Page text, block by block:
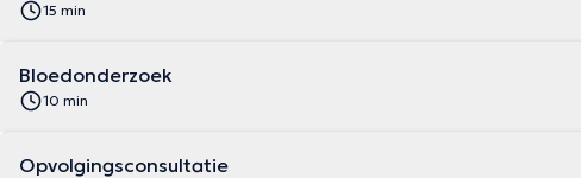
15 min
Bloedonderzoek
10 min
Opvolgingsconsultatie